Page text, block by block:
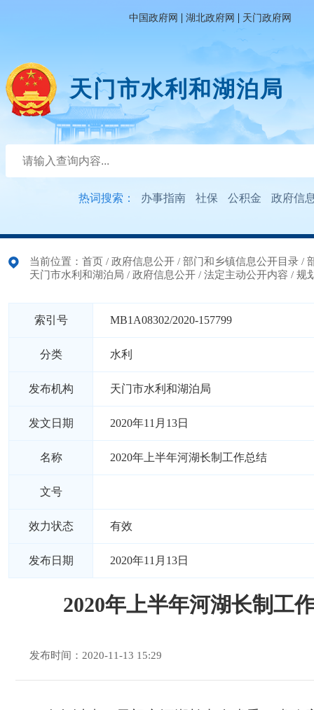
中国政府网 | 湖北政府网 | 天门政府网
天门市水利和湖泊局
热词搜索： 办事指南 社保 公积金 政府信
当前位置： 首页 / 政府信息公开 / 部门和乡镇信息公开目录 /
天门市水利和湖泊局 / 政府信息公开 / 法定主动公开内容 / 规
索引号 MB1A08302/2020-157799
分类 水利
发布机构 天门市水利和湖泊局
发文日期 2020年11月13日
名称 2020年上半年河湖长制工作总结
文号
效力状态 有效
发布日期 2020年11月13日
2020年上半年河湖长制工
发布时间：2020-11-13 15:29